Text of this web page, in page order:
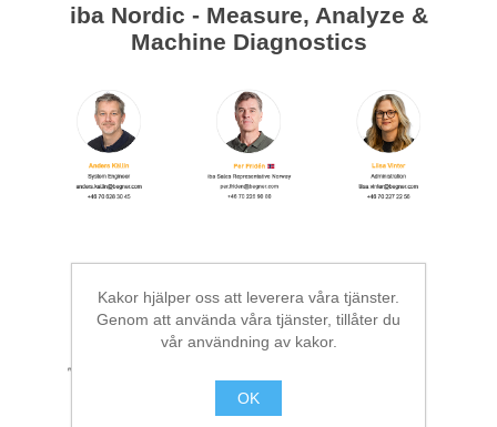
iba Nordic - Measure, Analyze &
Machine Diagnostics
Kakor hjälper oss att leverera våra tjänster.
Genom att använda våra tjänster, tillåter du
vår användning av kakor.
OK